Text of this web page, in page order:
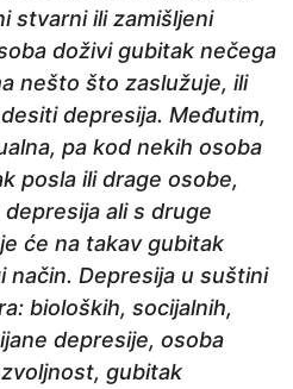
stvarni ili zamišljeni
doživi gubitak nečega
nešto što zaslužuje, ili
depresija. Međutim,
pa kod nekih osoba
posla ili drage osobe,
ali s druge
će na takav gubitak
način. Depresija u suštini
bioloških, socijalnih,
depresije, osoba
gubitak